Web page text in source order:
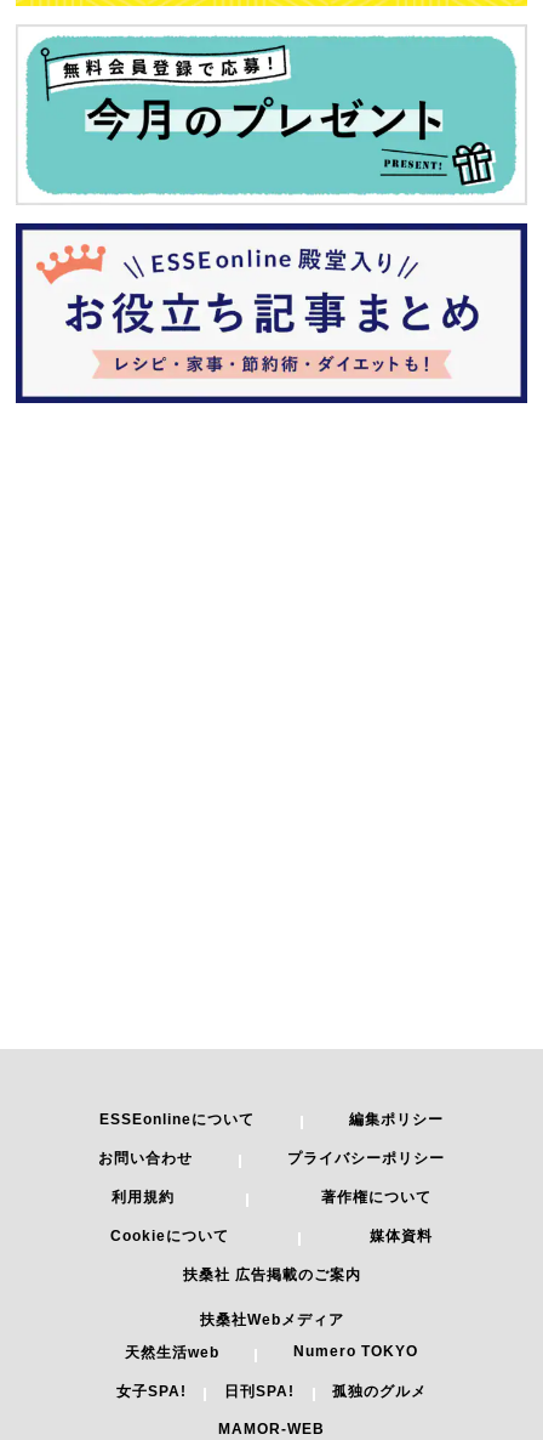
ESSEonlineについて 編集ポリシー
お問い合わせ プライバシーポリシー
利用規約 著作権について
Cookieについて 媒体資料
扶桑社 広告掲載のご案内
扶桑社Webメディア
天然生活web
Numero TOKYO
女子SPA! 日刊SPA! 孤独のグルメ
MAMOR-WEB